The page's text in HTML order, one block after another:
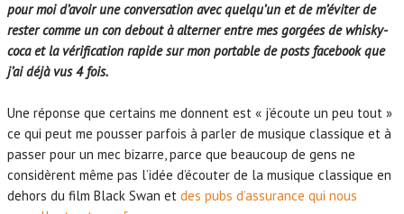
pour moi d’avoir une conversation avec quelqu’un et de m’éviter de
rester comme un con debout à alterner entre mes gorgées de whisky-
coca et la vérification rapide sur mon portable de posts facebook que
j’ai déjà vus 4 fois.
Une réponse que certains me donnent est « j’écoute un peu tout »
ce qui peut me pousser parfois à parler de musique classique et à
passer pour un mec bizarre, parce que beaucoup de gens ne
considèrent même pas l’idée d’écouter de la musique classique en
dehors du film Black Swan et des pubs d’assurance qui nous